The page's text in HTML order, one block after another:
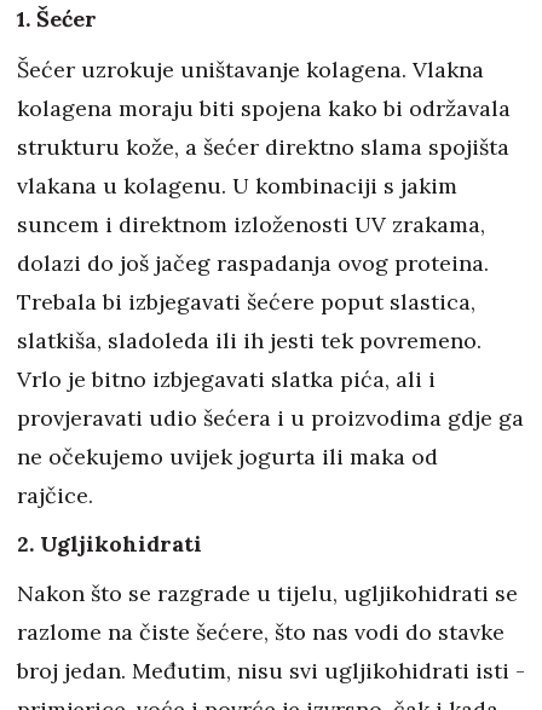
1. Šećer
Šećer uzrokuje uništavanje kolagena. Vlakna
kolagena moraju biti spojena kako bi održavala
strukturu kože, a šećer direktno slama spojišta
vlakana u kolagenu. U kombinaciji s jakim
suncem i direktnom izloženosti UV zrakama,
dolazi do još jačeg raspadanja ovog proteina.
Trebala bi izbjegavati šećere poput slastica,
slatkiša, sladoleda ili ih jesti tek povremeno.
Vrlo je bitno izbjegavati slatka pića, ali i
provjeravati udio šećera i u proizvodima gdje ga
ne očekujemo uvijek jogurta ili maka od
rajčice.
2. Ugljikohidrati
Nakon što se razgrade u tijelu, ugljikohidrati se
razlome na čiste šećere, što nas vodi do stavke
broj jedan. Međutim, nisu svi ugljikohidrati isti -